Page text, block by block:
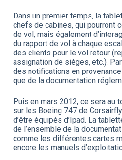
Dans un premier temps, la
chefs de cabines, qui pourront
de vol, mais également
du rapport de vol à chaque
des clients pour le vol retour
assignation de sièges, etc.).
des notifications en
que de la documentation
Puis en mars 2012, ce sera au
sur les Boeing 747 de
d’être équipés d’Ipad. La
de l’ensemble de la
comme les différentes cartes
encore les manuels